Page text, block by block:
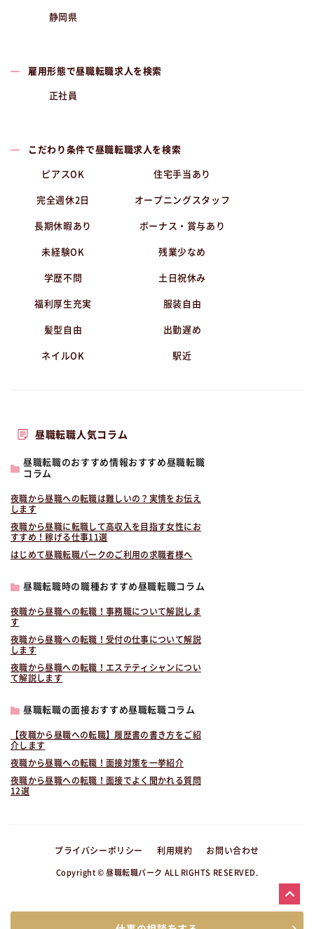
静岡県
雇用形態で昼職転職求人を検索
正社員
こだわり条件で昼職転職求人を検索
ピアスOK 住宅手当あり
完全週休2日 オープニングスタッフ
長期休暇あり ボーナス・賞与あり
未経験OK 残業少なめ
学歴不問 土日祝休み
福利厚生充実 服装自由
髪型自由 出勤遅め
ネイルOK 駅近
昼職転職人気コラム
昼職転職のおすすめ情報おすすめ昼職転職
コラム
夜職から昼職への転職は難しいの？実情をお伝え
します
夜職から昼職に転職して高収入を目指す女性にお
すすめ！稼げる仕事11選
はじめて昼職転職パークのご利用の求職者様へ
昼職転職時の職種おすすめ昼職転職コラム
夜職から昼職への転職！事務職について解説しま
す
夜職から昼職への転職！受付の仕事について解説
します
夜職から昼職への転職！エステティシャンについ
て解説します
昼職転職の面接おすすめ昼職転職コラム
【夜職から昼職への転職】履歴書の書き方をご紹
介します
夜職から昼職への転職！面接対策を一挙紹介
夜職から昼職への転職！面接でよく聞かれる質問
12選
プライバシーポリシー 利用規約 お問い合わせ
Copyright © 昼職転職パーク ALL RIGHTS RESERVED.